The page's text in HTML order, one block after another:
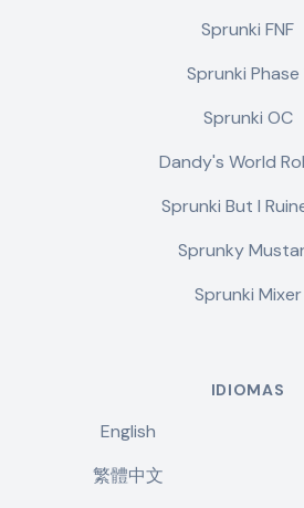
Sprunki FNF
Sprunki Phase
Sprunki OC
Dandy's World
Sprunki But I
Sprunky
Sprunki Mixer
IDIOMAS
English
繁體中文